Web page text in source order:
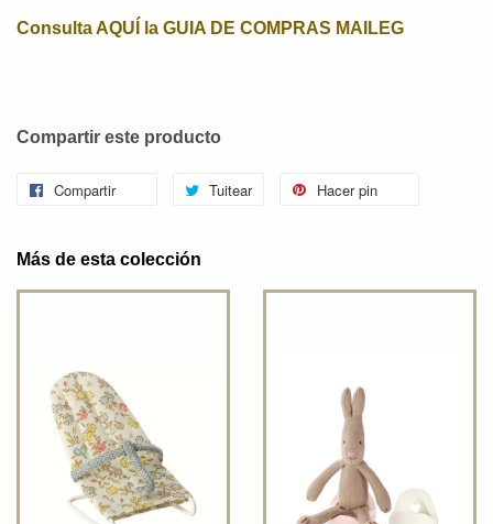
Consulta AQUÍ la GUIA DE COMPRAS MAILEG
Compartir este producto
Compartir Tuitear Hacer pin
Más de esta colección